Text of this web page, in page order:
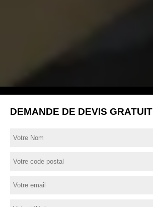
DEMANDE DE DEVIS GRATUIT